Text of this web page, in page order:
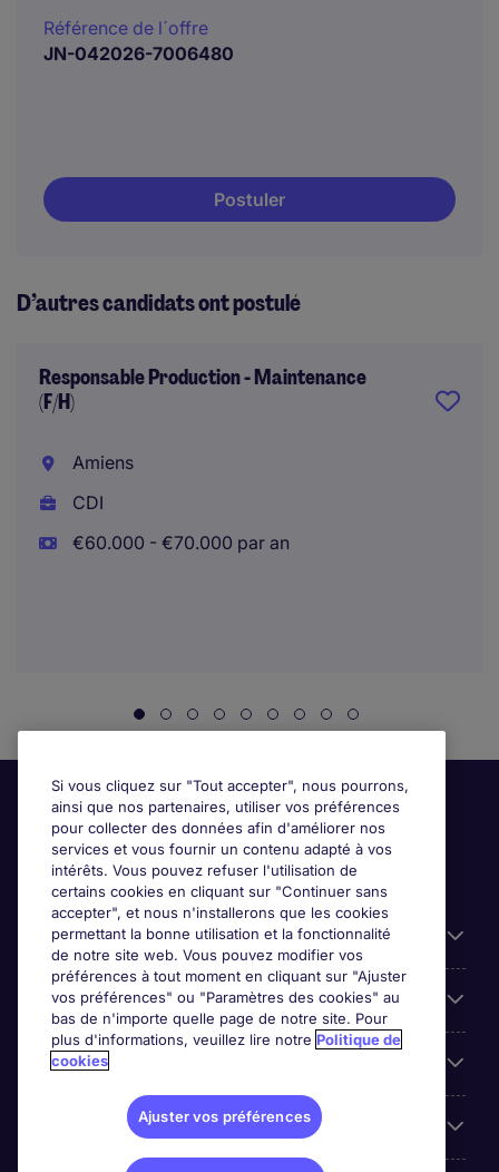
Référence de l´offre
JN-042026-7006480
Postuler
D’autres candidats ont postulé
Responsable Production - Maintenance
(F/H)
Amiens
CDI
€60.000 - €70.000 par an
Candidats
Entreprises
Contact
Les avis Google
Si vous cliquez sur "Tout accepter", nous pourrons,
ainsi que nos partenaires, utiliser vos préférences
pour collecter des données afin d'améliorer nos
services et vous fournir un contenu adapté à vos
intérêts. Vous pouvez refuser l'utilisation de
certains cookies en cliquant sur "Continuer sans
accepter", et nous n'installerons que les cookies
permettant la bonne utilisation et la fonctionnalité
de notre site web. Vous pouvez modifier vos
préférences à tout moment en cliquant sur "Ajuster
vos préférences" ou "Paramètres des cookies" au
bas de n'importe quelle page de notre site. Pour
plus d'informations, veuillez lire notre Politique de
cookies
Ajuster vos préférences